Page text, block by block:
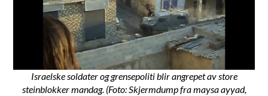
Israelske soldater og grensepoliti blir angrepet av store
steinblokker mandag. (Foto: Skjermdump fra maysa ayyad,